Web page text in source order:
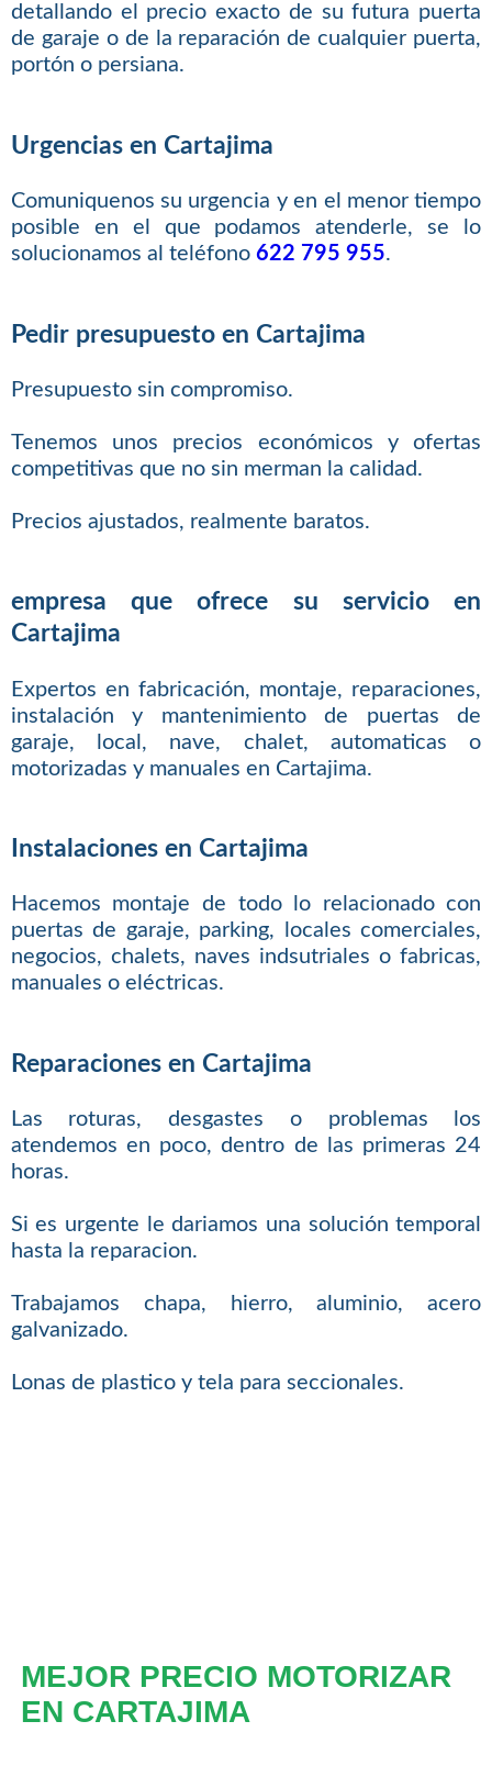
detallando el precio exacto de su futura puerta
de garaje o de la reparación de cualquier puerta,
portón o persiana.
Urgencias en Cartajima
Comuniquenos su urgencia y en el menor tiempo
posible en el que podamos atenderle, se lo
solucionamos al teléfono 622 795 955.
Pedir presupuesto en Cartajima
Presupuesto sin compromiso.
Tenemos unos precios económicos y ofertas
competitivas que no sin merman la calidad.
Precios ajustados, realmente baratos.
empresa que ofrece su servicio en
Cartajima
Expertos en fabricación, montaje, reparaciones,
instalación y mantenimiento de puertas de
garaje, local, nave, chalet, automaticas o
motorizadas y manuales en Cartajima.
Instalaciones en Cartajima
Hacemos montaje de todo lo relacionado con
puertas de garaje, parking, locales comerciales,
negocios, chalets, naves indsutriales o fabricas,
manuales o eléctricas.
Reparaciones en Cartajima
Las roturas, desgastes o problemas los
atendemos en poco, dentro de las primeras 24
horas.
Si es urgente le dariamos una solución temporal
hasta la reparacion.
Trabajamos chapa, hierro, aluminio, acero
galvanizado.
Lonas de plastico y tela para seccionales.
MEJOR PRECIO MOTORIZAR
EN CARTAJIMA